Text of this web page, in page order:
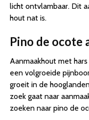
licht ontvlambaar. Dit
hout nat is.
Pino de ocote
Aanmaakhout met
een volgroeide
groeit in de
zoek gaat naar
zoeken naar pino de